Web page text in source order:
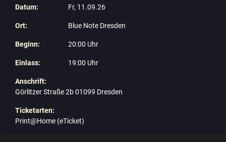
Datum: Fr, 11.09.26
Ort: Blue Note Dresden
Beginn: 20:00 Uhr
Einlass: 19:00 Uhr
Anschrift:
Görlitzer Straße 2b 01099 Dresden
Ticketarten:
Print@Home (eTicket)